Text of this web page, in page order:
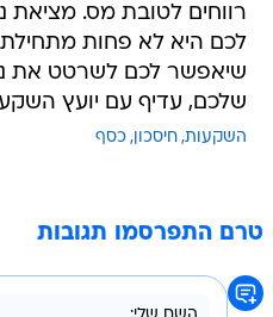
רווחים לטובת מס.
לכם היא לא פחות מתחילתו
שיאפשר לכם לשרטט את
שלכם, עדיף עם יועץ
השקעות חיסכון כסף
טרם התפרסמו תגובות